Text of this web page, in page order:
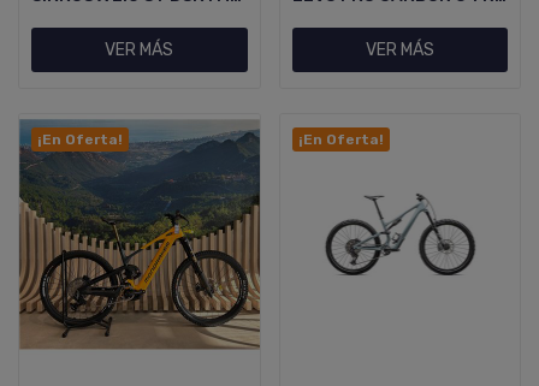
VER MÁS VER MÁS
¡En Oferta! ¡En Oferta!